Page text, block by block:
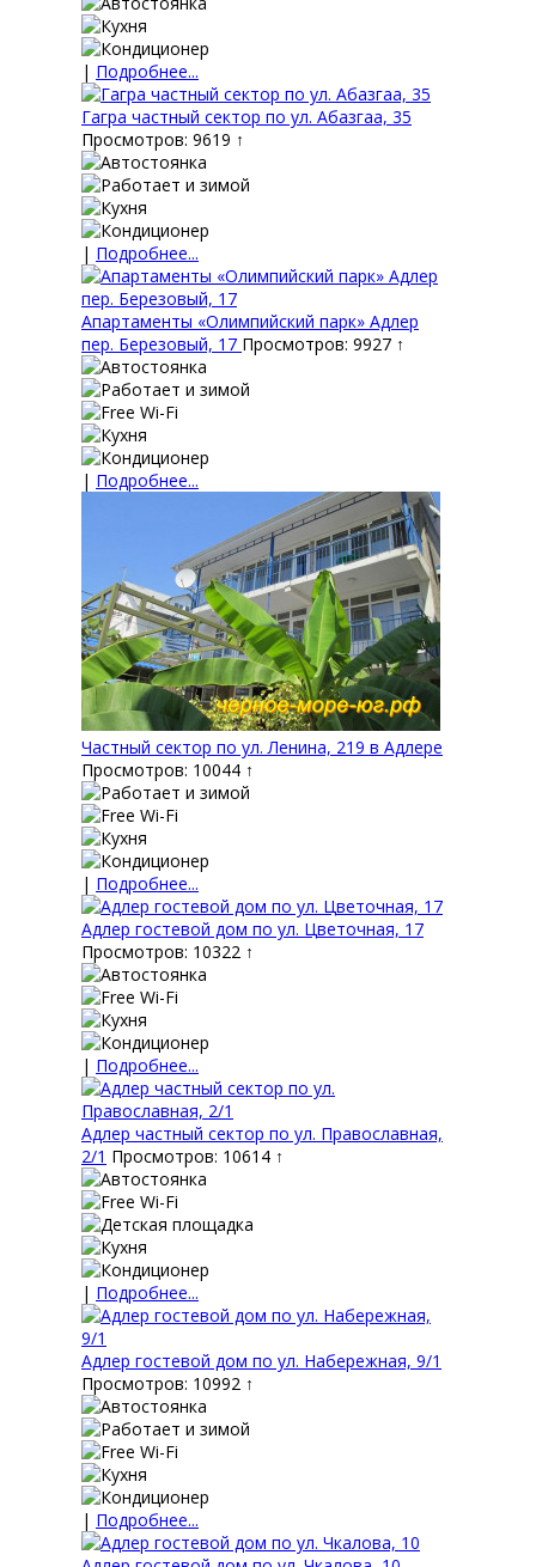
| Подробнее...
Гагра частный сектор по ул. Абазгаа, 35
Просмотров: 9619 ↑
| Подробнее...
Апартаменты «Олимпийский парк» Адлер
пер. Березовый, 17 Просмотров: 9927 ↑
| Подробнее...
Частный сектор по ул. Ленина, 219 в Адлере
Просмотров: 10044 ↑
| Подробнее...
Адлер гостевой дом по ул. Цветочная, 17
Просмотров: 10322 ↑
| Подробнее...
Адлер частный сектор по ул. Православная,
2/1 Просмотров: 10614 ↑
| Подробнее...
Адлер гостевой дом по ул. Набережная, 9/1
Просмотров: 10992 ↑
| Подробнее...